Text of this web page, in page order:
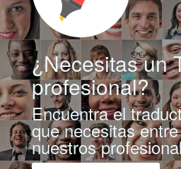
¿Necesitas un
profesional?
Encuentra el
que necesitas
nuestros